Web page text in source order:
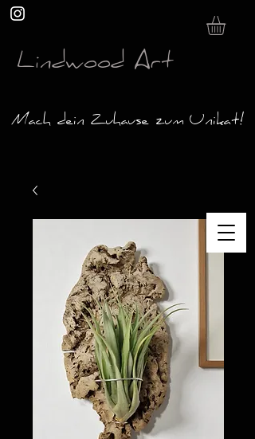
Lindwood Art
Mach dein Zuhause zum Unikat!